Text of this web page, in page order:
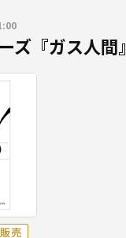
ズ『ガス人間』